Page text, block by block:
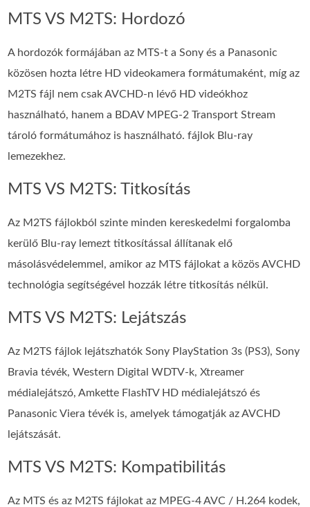
MTS VS M2TS: Hordozó
A hordozók formájában az MTS-t a Sony és a Panasonic
közösen hozta létre HD videokamera formátumaként, míg az
M2TS fájl nem csak AVCHD-n lévő HD videókhoz
használható, hanem a BDAV MPEG-2 Transport Stream
tároló formátumához is használható. fájlok Blu-ray
lemezekhez.
MTS VS M2TS: Titkosítás
Az M2TS fájlokból szinte minden kereskedelmi forgalomba
kerülő Blu-ray lemezt titkosítással állítanak elő
másolásvédelemmel, amikor az MTS fájlokat a közös AVCHD
technológia segítségével hozzák létre titkosítás nélkül.
MTS VS M2TS: Lejátszás
Az M2TS fájlok lejátszhatók Sony PlayStation 3s (PS3), Sony
Bravia tévék, Western Digital WDTV-k, Xtreamer
médialejátszó, Amkette FlashTV HD médialejátszó és
Panasonic Viera tévék is, amelyek támogatják az AVCHD
lejátszását.
MTS VS M2TS: Kompatibilitás
Az MTS és az M2TS fájlokat az MPEG-4 AVC / H.264 kodek,